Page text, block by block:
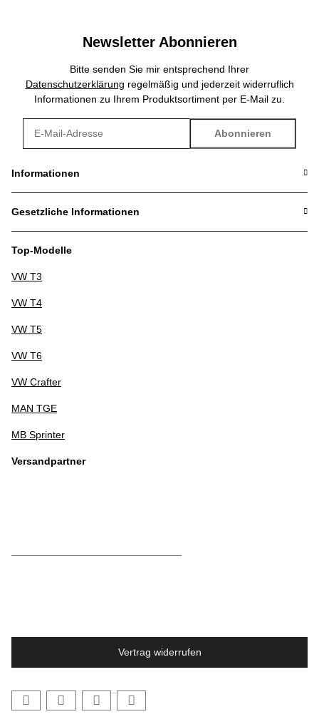
Newsletter Abonnieren
Bitte senden Sie mir entsprechend Ihrer
Datenschutzerklärung regelmäßig und jederzeit widerruflich
Informationen zu Ihrem Produktsortiment per E-Mail zu.
Abonnieren
Informationen
Gesetzliche Informationen
Top-Modelle
VW T3
VW T4
VW T5
VW T6
VW Crafter
MAN TGE
MB Sprinter
Versandpartner
Vertrag widerrufen